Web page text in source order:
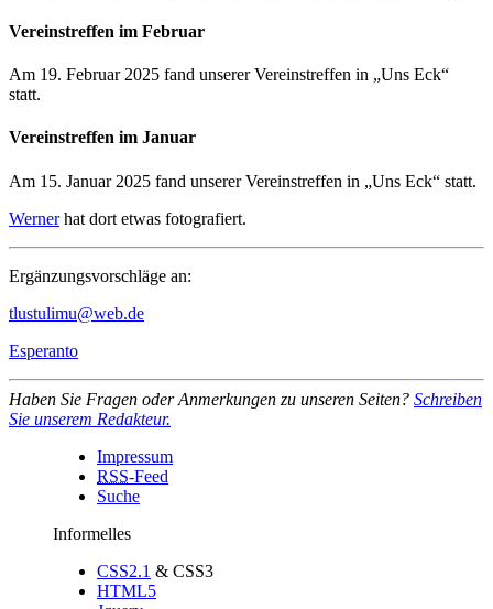
Vereinstreffen im Februar
Am 19. Februar 2025 fand unserer Vereinstreffen in „Uns Eck“
statt.
Vereinstreffen im Januar
Am 15. Januar 2025 fand unserer Vereinstreffen in „Uns Eck“ statt.
Wernerhat dort etwas fotografiert.
Ergänzungsvorschläge an:
tlustulimu@web.de
Esperanto
Haben Sie Fragen oder Anmerkungen zu unseren Seiten? Schreiben
Sie unserem Redakteur.
Impressum
RSS-Feed
Suche
Informelles
CSS2.1 & CSS3
HTML5